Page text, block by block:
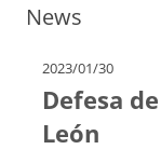
News
2023/01/30
Defesa
León